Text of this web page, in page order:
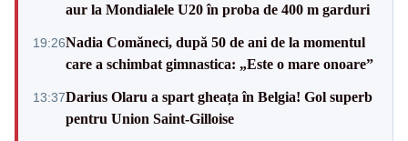
aur la Mondialele U20 în proba de 400 m garduri
19:26Nadia Comăneci, după 50 de ani de la momentul
care a schimbat gimnastica: „Este o mare onoare”
13:37Darius Olaru a spart gheața în Belgia! Gol superb
pentru Union Saint-Gilloise